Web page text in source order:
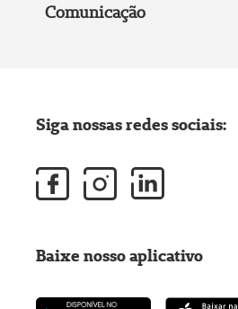
Comunicação
Siga nossas redes sociais:
Baixe nosso aplicativo